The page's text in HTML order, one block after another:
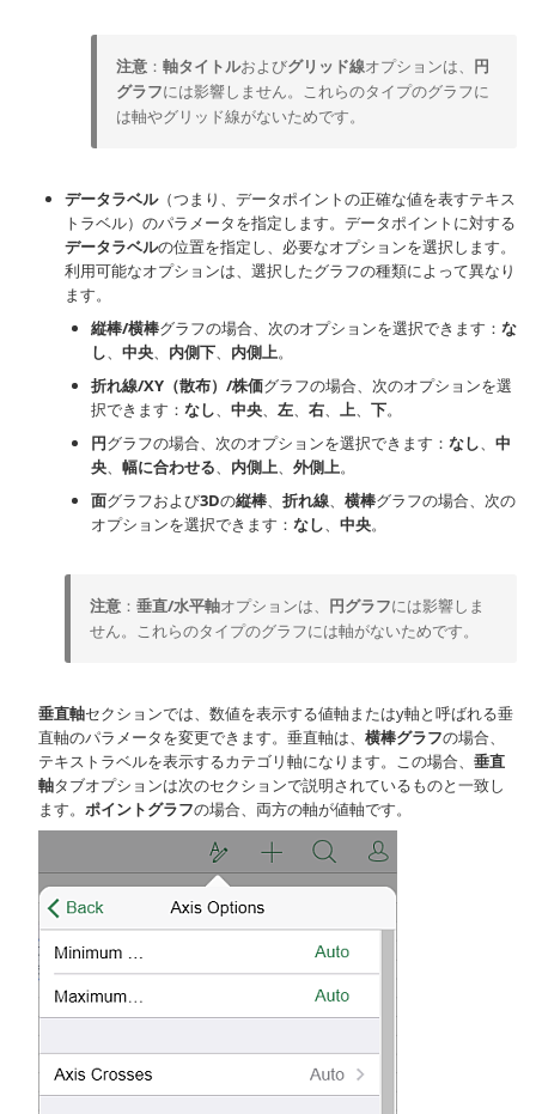
注意 ： 軸タイトルおよびグリッド線オプションは、 円
グラフには影響しません。これらのタイプのグラフに
は軸やグリッド線がないためです。
データラベル（つまり、データポイントの正確な値を表すテキス
トラベル）のパラメータを指定します。データポイントに対する
データラベルの位置を指定し、必要なオプションを選択します。
利用可能なオプションは、選択したグラフの種類によって異なり
ます。
縦棒/横棒グラフの場合、次のオプションを選択できます： な
し、 中央、 内側下、 内側上。
折れ線/XY（散布）/株価グラフの場合、次のオプションを選
択できます： なし、 中央、 左、 右、 上、 下。
円グラフの場合、次のオプションを選択できます： なし、 中
央、 幅に合わせる、 内側上、 外側上。
面グラフおよび3Dの縦棒、 折れ線、 横棒グラフの場合、次の
オプションを選択できます： なし、 中央。
注意 ： 垂直/水平軸オプションは、 円グラフには影響しま
せん。これらのタイプのグラフには軸がないためです。
垂直軸セクションでは、数値を表示する値軸またはy軸と呼ばれる垂
直軸のパラメータを変更できます。垂直軸は、 横棒グラフの場合、
テキストラベルを表示するカテゴリ軸になります。この場合、 垂直
軸タブオプションは次のセクションで説明されているものと一致し
ます。 ポイントグラフの場合、両方の軸が値軸です。